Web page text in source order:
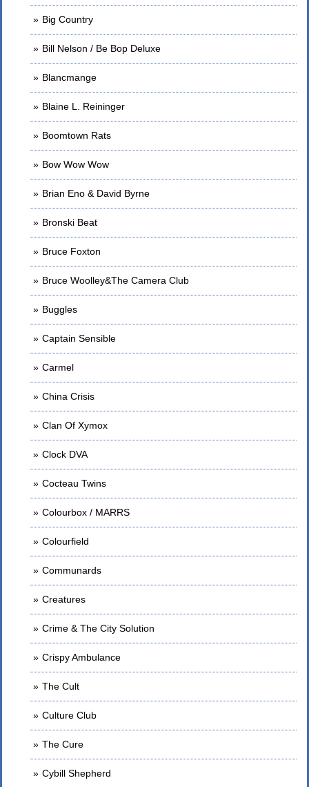
Big Country
Bill Nelson / Be Bop Deluxe
Blancmange
Blaine L. Reininger
Boomtown Rats
Bow Wow Wow
Brian Eno & David Byrne
Bronski Beat
Bruce Foxton
Bruce Woolley&The Camera Club
Buggles
Captain Sensible
Carmel
China Crisis
Clan Of Xymox
Clock DVA
Cocteau Twins
Colourbox / MARRS
Colourfield
Communards
Creatures
Crime & The City Solution
Crispy Ambulance
The Cult
Culture Club
The Cure
Cybill Shepherd